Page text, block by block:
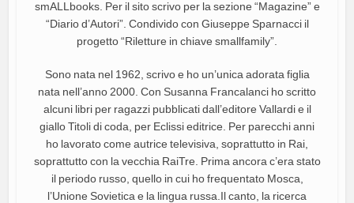
smALLbooks. Per il sito scrivo per la sezione “Magazine” e
“Diario d’Autori”. Condivido con Giuseppe Sparnacci il
progetto “Riletture in chiave smallfamily”.
Sono nata nel 1962, scrivo e ho un’unica adorata figlia
nata nell’anno 2000. Con Susanna Francalanci ho scritto
alcuni libri per ragazzi pubblicati dall’editore Vallardi e il
giallo Titoli di coda, per Eclissi editrice. Per parecchi anni
ho lavorato come autrice televisiva, soprattutto in Rai,
soprattutto con la vecchia RaiTre. Prima ancora c’era stato
il periodo russo, quello in cui ho frequentato Mosca,
l’Unione Sovietica e la lingua russa.Il canto, la ricerca